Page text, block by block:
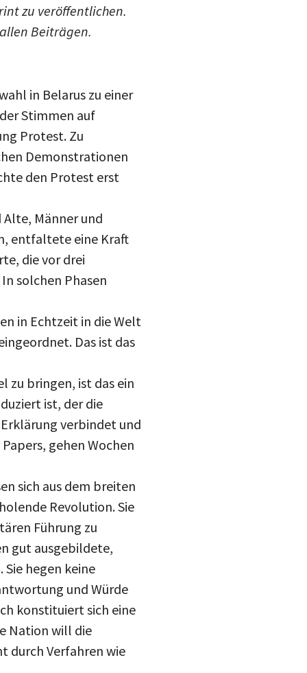
zu veröffentlichen.
Beiträgen.
in Belarus zu einer
Stimmen auf
Protest. Zu
Demonstrationen
den Protest erst
Männer und
entfaltete eine Kraft
die vor drei
solchen Phasen
in Echtzeit in die Welt
Das ist das
zu bringen, ist das ein
ist, der die
verbindet und
gehen Wochen
sich aus dem breiten
Revolution. Sie
Führung zu
gut ausgebildete,
hegen keine
und Würde
konstituiert sich eine
Nation will die
durch Verfahren wie